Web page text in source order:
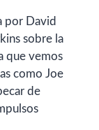
por David
sobre la
que vemos
como Joe
de